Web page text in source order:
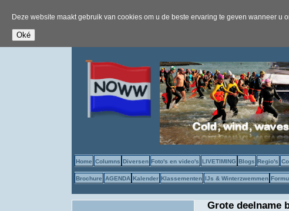
Deze website maakt gebruik van cookies om u de beste ervaring te geven wanneer
Home Columns Diversen Foto's en video's LIVETIMING Blogs Regio's
Brochure AGENDA Kalender Klassementen IJs & Winterzwemmen
Grote deelname